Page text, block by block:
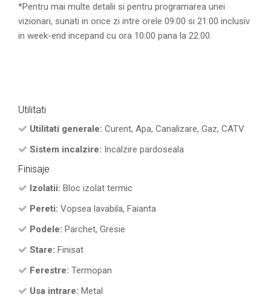
*Pentru mai multe detalii si pentru programarea unei
vizionari, sunati in orice zi intre orele 09:00 si 21:00 inclusiv
in week-end incepand cu ora 10:00 pana la 22:00.
Utilitati
Utilitati generale: Curent, Apa, Canalizare, Gaz, CATV
Sistem incalzire: Incalzire pardoseala
Finisaje
Izolatii: Bloc izolat termic
Pereti: Vopsea lavabila, Faianta
Podele: Parchet, Gresie
Stare: Finisat
Ferestre: Termopan
Usa intrare: Metal